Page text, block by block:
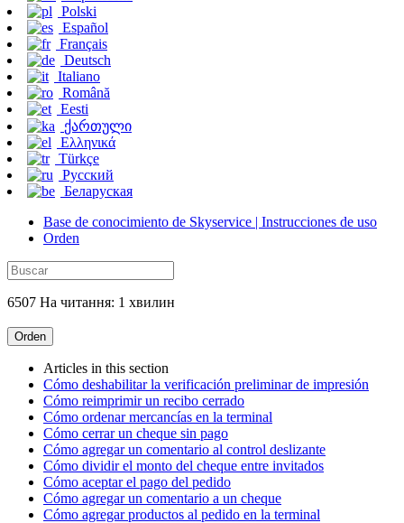
Polski
Español
Français
Deutsch
Italiano
Română
Eesti
ქართული
Ελληνικά
Türkçe
Русский
Беларуская
Base de conocimiento de Skyservice | Instrucciones de uso
Orden
6507 На читання: 1 хвилин
Orden
Articles in this section
Cómo deshabilitar la verificación preliminar de impresión
Cómo reimprimir un recibo cerrado
Cómo ordenar mercancías en la terminal
Cómo cerrar un cheque sin pago
Cómo agregar un comentario al control deslizante
Cómo dividir el monto del cheque entre invitados
Cómo aceptar el pago del pedido
Cómo agregar un comentario a un cheque
Cómo agregar productos al pedido en la terminal